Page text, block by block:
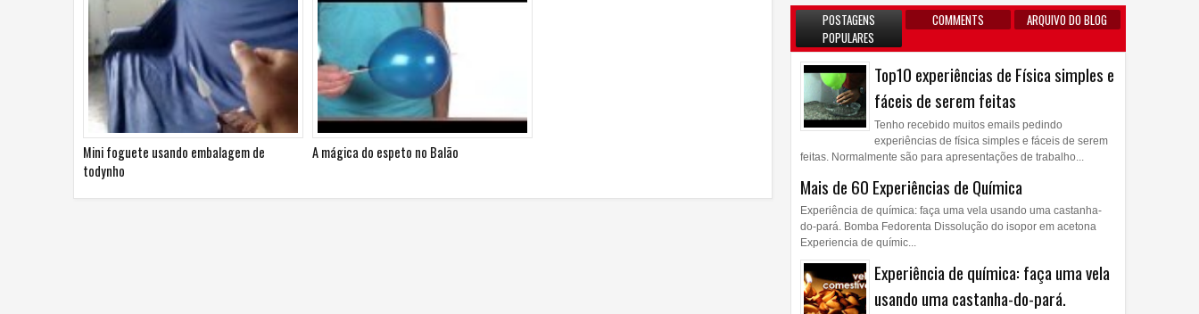
Mini foguete usando embalagem de
todynho
A mágica do espeto no Balão
POSTAGENS
POPULARES
COMMENTS ARQUIVO DO BLOG
Top10 experiências de Física simples e
fáceis de serem feitas
Tenho recebido muitos emails pedindo
experiências de física simples e fáceis de serem
feitas. Normalmente são para apresentações de trabalho...
Mais de 60 Experiências de Química
Experiência de química: faça uma vela usando uma castanha-
do-pará. Bomba Fedorenta Dissolução do isopor em acetona
Experiencia de químic...
Experiência de química: faça uma vela
usando uma castanha-do-pará.